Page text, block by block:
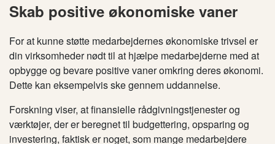
Skab positive økonomiske vaner
For at kunne støtte medarbejdernes økonomiske trivsel er
din virksomheder nødt til at hjælpe medarbejderne med at
opbygge og bevare positive vaner omkring deres økonomi.
Dette kan eksempelvisske gennem uddannelse.
Forskning viser, at finansielle rådgivningstjenester og
værktøjer, der er beregnet til budgettering, opsparing og
investering, faktisk er noget, som mange medarbejdere